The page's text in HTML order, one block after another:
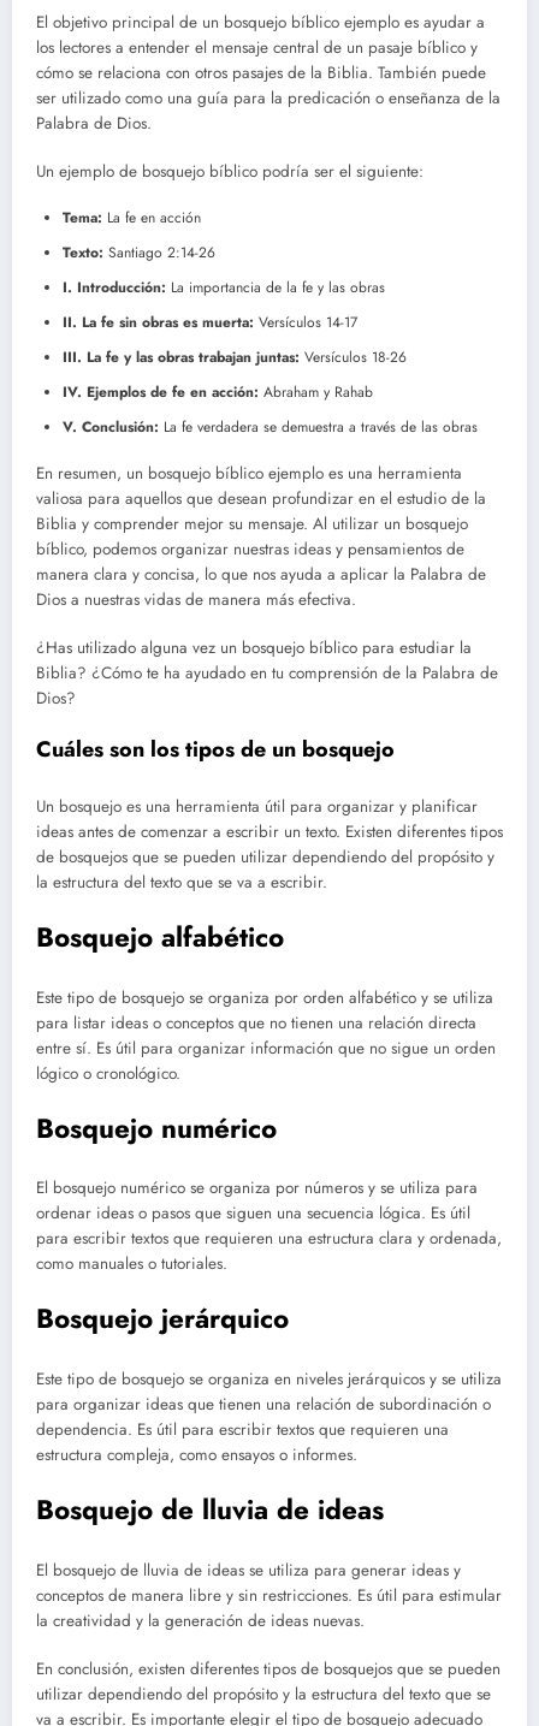
El objetivo principal de un bosquejo bíblico ejemplo es ayudar a
los lectores a entender el mensaje central de un pasaje bíblico y
cómo se relaciona con otros pasajes de la Biblia. También puede
ser utilizado como una guía para la predicación o enseñanza de la
Palabra de Dios.
Un ejemplo de bosquejo bíblico podría ser el siguiente:
Tema: La fe en acción
Texto: Santiago 2:14-26
I. Introducción: La importancia de la fe y las obras
II. La fe sin obras es muerta: Versículos 14-17
III. La fe y las obras trabajan juntas: Versículos 18-26
IV. Ejemplos de fe en acción: Abraham y Rahab
V. Conclusión: La fe verdadera se demuestra a través de las obras
En resumen, un bosquejo bíblico ejemplo es una herramienta
valiosa para aquellos que desean profundizar en el estudio de la
Biblia y comprender mejor su mensaje. Al utilizar un bosquejo
bíblico, podemos organizar nuestras ideas y pensamientos de
manera clara y concisa, lo que nos ayuda a aplicar la Palabra de
Dios a nuestras vidas de manera más efectiva.
¿Has utilizado alguna vez un bosquejo bíblico para estudiar la
Biblia? ¿Cómo te ha ayudado en tu comprensión de la Palabra de
Dios?
Cuáles son los tipos de un bosquejo
Un bosquejo es una herramienta útil para organizar y planificar
ideas antes de comenzar a escribir un texto. Existen diferentes tipos
de bosquejos que se pueden utilizar dependiendo del propósito y
la estructura del texto que se va a escribir.
Bosquejo alfabético
Este tipo de bosquejo se organiza por orden alfabético y se utiliza
para listar ideas o conceptos que no tienen una relación directa
entre sí. Es útil para organizar información que no sigue un orden
lógico o cronológico.
Bosquejo numérico
El bosquejo numérico se organiza por números y se utiliza para
ordenar ideas o pasos que siguen una secuencia lógica. Es útil
para escribir textos que requieren una estructura clara y ordenada,
como manuales o tutoriales.
Bosquejo jerárquico
Este tipo de bosquejo se organiza en niveles jerárquicos y se utiliza
para organizar ideas que tienen una relación de subordinación o
dependencia. Es útil para escribir textos que requieren una
estructura compleja, como ensayos o informes.
Bosquejo de lluvia de ideas
El bosquejo de lluvia de ideas se utiliza para generar ideas y
conceptos de manera libre y sin restricciones. Es útil para estimular
la creatividad y la generación de ideas nuevas.
En conclusión, existen diferentes tipos de bosquejos que se pueden
utilizar dependiendo del propósito y la estructura del texto que se
va a escribir. Es importante elegir el tipo de bosquejo adecuado